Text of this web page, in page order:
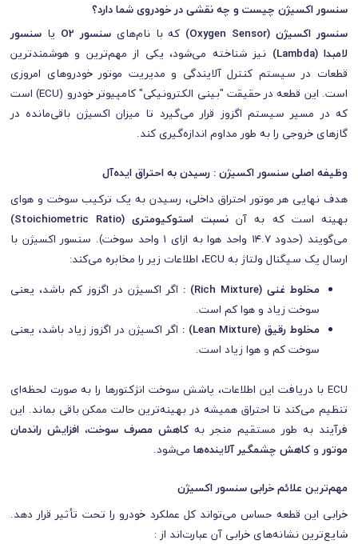
سنسور اکسیژن چیست و چه نقشی در خودروی شما دارد؟
سنسور اکسیژن (Oxygen Sensor)
که با نام‌هایسنسور O2 یاسنسور
لامبدا (Lambda)
نیز شناخته می‌شود، یکی از مهم‌ترین و هوشمندترین
قطعات در سیستم کنترل آلایندگی و مدیریت موتور خودروهای امروزی
است. این قطعه در حقیقت "بینی الکترونیکی" کامپیوتر خودرو (ECU) است
که در مسیر سیستم اگزوز قرار می‌گیرد تا میزان اکسیژن باقی‌مانده در
گازهای خروجی را به طور مداوم اندازه‌گیری کند.
وظیفه اصلی سنسور اکسیژن : رسیدن به احتراق ایده‌آل
هدف نهایی هر موتور احتراق داخلی، رسیدن به یک ترکیب سوخت و هوای
بهینه است که به آننسبت استوکیومتری (Stoichiometric Ratio)
می‌گویند (حدود ۱۴.۷ واحد هوا به ازای ۱ واحد سوخت). سنسور اکسیژن با
ارسال یک سیگنال ولتاژ به ECU، اطلاعات زیر را مخابره می‌کند:
مخلوط غنی (Rich Mixture) :
اگر اکسیژن در اگزوز کم باشد، یعنی
سوخت زیاد و هوا کم است.
مخلوط رقیق (Lean Mixture) :
اگر اکسیژن در اگزوز زیاد باشد، یعنی
سوخت کم و هوا زیاد است.
ECU با دریافت این اطلاعات، پاشش سوخت انژکتورها را به صورت لحظه‌ای
تنظیم می‌کند تا احتراق همیشه در بهینه‌ترین حالت ممکن باقی بماند. این
فرآیند به طور مستقیم منجر به کاهش مصرف سوخت،افزایش راندمان
موتوروکاهش چشمگیر آلاینده‌هامی‌شود.
مهم‌ترین علائم خرابی سنسور اکسیژن
خرابی این قطعه حساس می‌تواند کل عملکرد خودرو را تحت تأثیر قرار دهد.
شایع‌ترین نشانه‌های خرابی آن عبارت‌اند از :